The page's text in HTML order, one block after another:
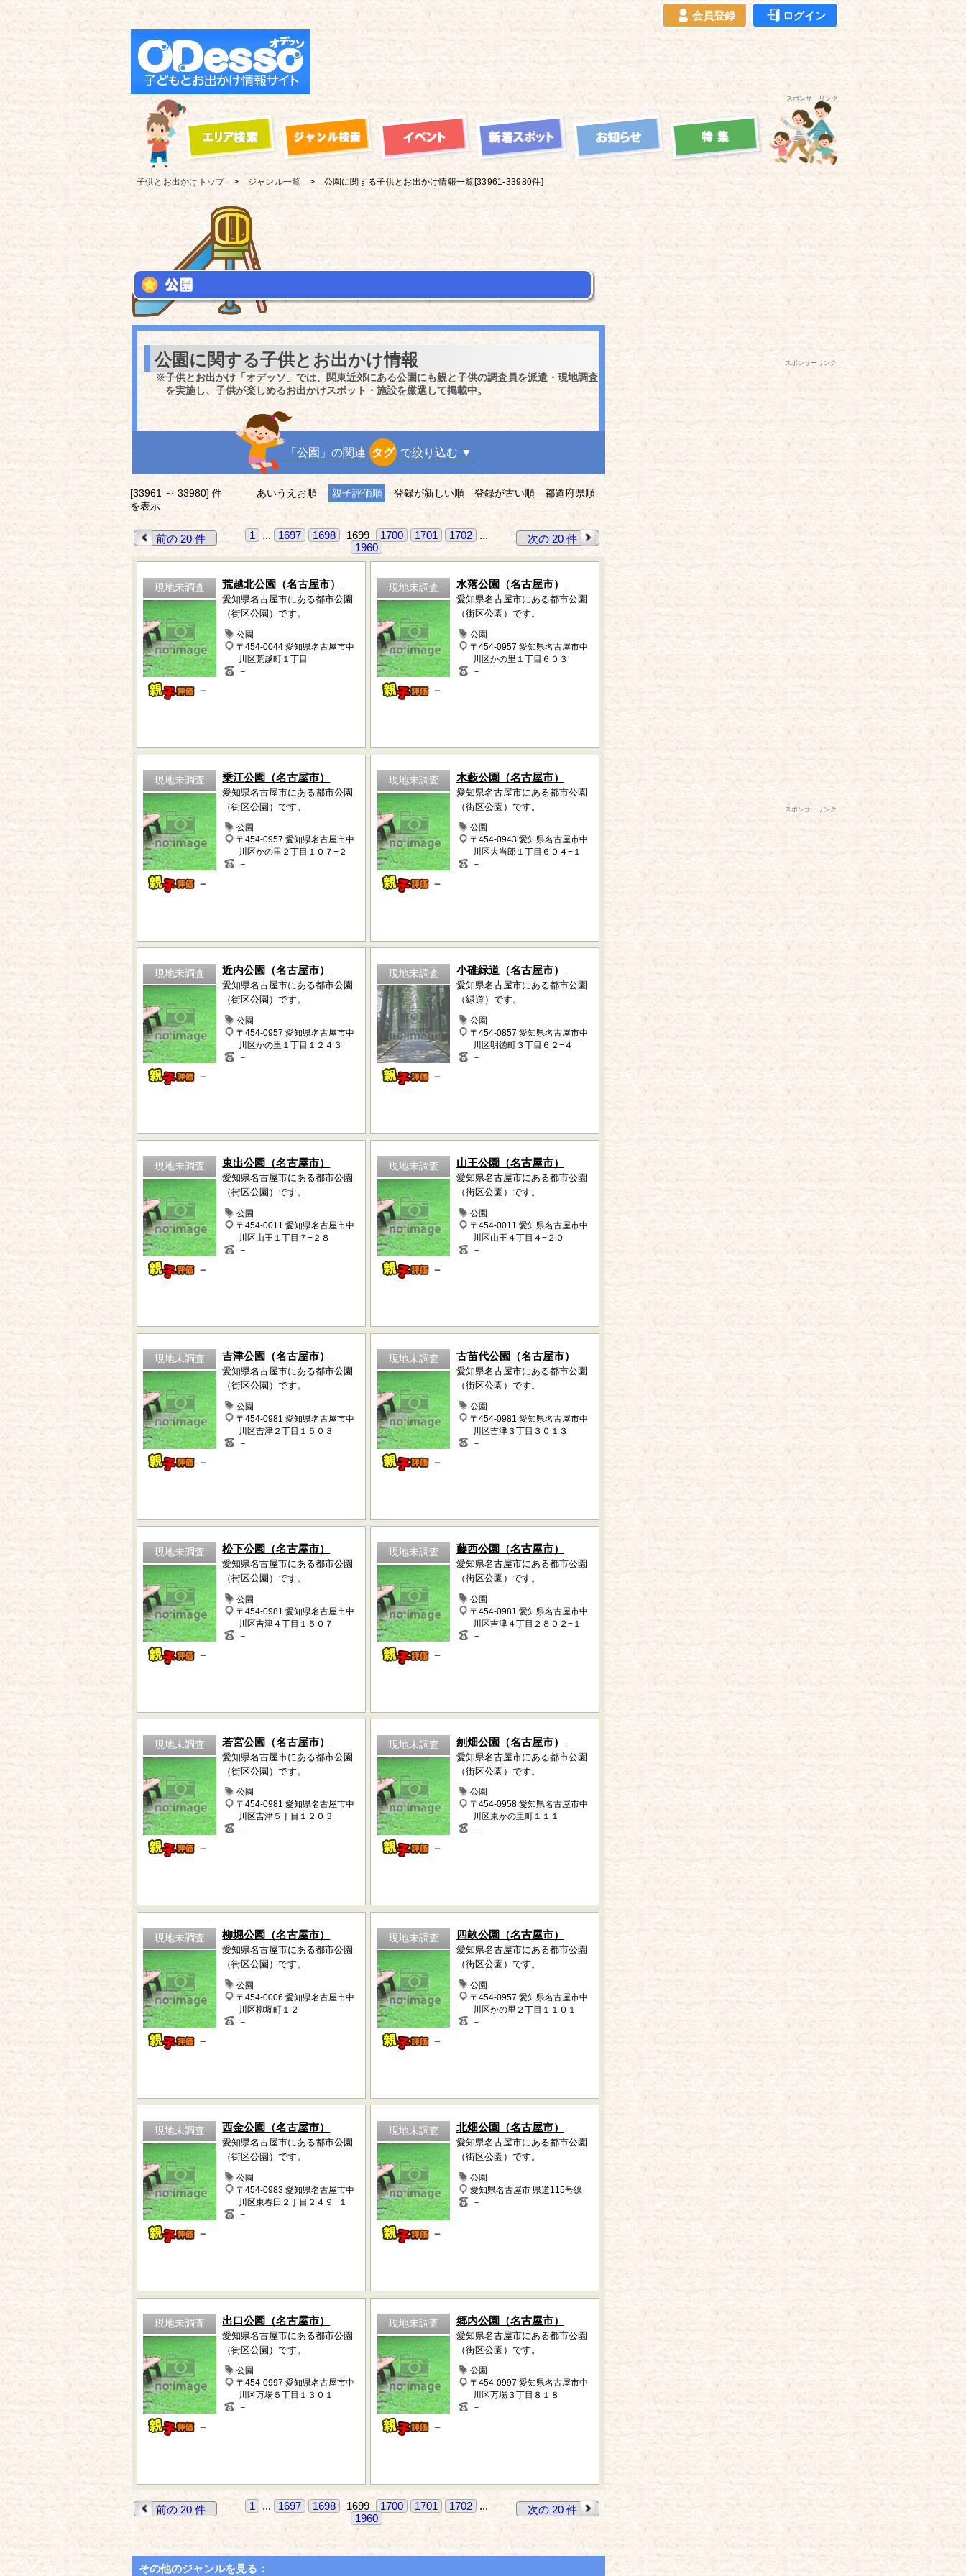
会員登録 ログイン
スポンサーリンク
子供とお出かけ トップ ジャンル一覧 公園に関する子供とお出かけ情報一覧[33961-33980件]
公園に関する子供とお出かけ情報
※子供とお出かけ「オデッソ」では、関東近郊にある公園にも親と子供の調査員を派遣・現地調査
を実施し、子供が楽しめるお出かけスポット・施設を厳選して掲載中。
「公園」の関連 タグ で絞り込む ▼
[33961 ～ 33980] 件
を表示
あいうえお順 親子評価順 登録が新しい順 登録が古い順 都道府県順
前の 20 件 1 ... 1697 1698 1699 1700 1701 1702
...
1960
次の 20 件
現地未調査
－
荒越北公園（名古屋市）
愛知県名古屋市にある都市公園
（街区公園）です。
公園
〒454-0044 愛知県名古屋市中
川区荒越町１丁目
－
現地未調査
－
水落公園（名古屋市）
愛知県名古屋市にある都市公園
（街区公園）です。
公園
〒454-0957 愛知県名古屋市中
川区かの里１丁目６０３
－
現地未調査
－
乗江公園（名古屋市）
愛知県名古屋市にある都市公園
（街区公園）です。
公園
〒454-0957 愛知県名古屋市中
川区かの里２丁目１０７−２
－
現地未調査
－
木藪公園（名古屋市）
愛知県名古屋市にある都市公園
（街区公園）です。
公園
〒454-0943 愛知県名古屋市中
川区大当郎１丁目６０４−１
－
現地未調査
－
近内公園（名古屋市）
愛知県名古屋市にある都市公園
（街区公園）です。
公園
〒454-0957 愛知県名古屋市中
川区かの里１丁目１２４３
－
現地未調査
－
小碓緑道（名古屋市）
愛知県名古屋市にある都市公園
（緑道）です。
公園
〒454-0857 愛知県名古屋市中
川区明徳町３丁目６２−４
－
現地未調査
－
東出公園（名古屋市）
愛知県名古屋市にある都市公園
（街区公園）です。
公園
〒454-0011 愛知県名古屋市中
川区山王１丁目７−２８
－
現地未調査
－
山王公園（名古屋市）
愛知県名古屋市にある都市公園
（街区公園）です。
公園
〒454-0011 愛知県名古屋市中
川区山王４丁目４−２０
－
現地未調査
－
吉津公園（名古屋市）
愛知県名古屋市にある都市公園
（街区公園）です。
公園
〒454-0981 愛知県名古屋市中
川区吉津２丁目１５０３
－
現地未調査
－
古苗代公園（名古屋市）
愛知県名古屋市にある都市公園
（街区公園）です。
公園
〒454-0981 愛知県名古屋市中
川区吉津３丁目３０１３
－
現地未調査
－
松下公園（名古屋市）
愛知県名古屋市にある都市公園
（街区公園）です。
公園
〒454-0981 愛知県名古屋市中
川区吉津４丁目１５０７
－
現地未調査
－
藤西公園（名古屋市）
愛知県名古屋市にある都市公園
（街区公園）です。
公園
〒454-0981 愛知県名古屋市中
川区吉津４丁目２８０２−１
－
現地未調査
－
若宮公園（名古屋市）
愛知県名古屋市にある都市公園
（街区公園）です。
公園
〒454-0981 愛知県名古屋市中
川区吉津５丁目１２０３
－
現地未調査
－
刎畑公園（名古屋市）
愛知県名古屋市にある都市公園
（街区公園）です。
公園
〒454-0958 愛知県名古屋市中
川区東かの里町１１１
－
現地未調査
－
柳堀公園（名古屋市）
愛知県名古屋市にある都市公園
（街区公園）です。
公園
〒454-0006 愛知県名古屋市中
川区柳堀町１２
－
現地未調査
－
四畝公園（名古屋市）
愛知県名古屋市にある都市公園
（街区公園）です。
公園
〒454-0957 愛知県名古屋市中
川区かの里２丁目１１０１
－
現地未調査
－
西金公園（名古屋市）
愛知県名古屋市にある都市公園
（街区公園）です。
公園
〒454-0983 愛知県名古屋市中
川区東春田２丁目２４９−１
－
現地未調査
－
北畑公園（名古屋市）
愛知県名古屋市にある都市公園
（街区公園）です。
公園
愛知県名古屋市 県道115号線
－
現地未調査
－
出口公園（名古屋市）
愛知県名古屋市にある都市公園
（街区公園）です。
公園
〒454-0997 愛知県名古屋市中
川区万場５丁目１３０１
－
現地未調査
－
郷内公園（名古屋市）
愛知県名古屋市にある都市公園
（街区公園）です。
公園
〒454-0997 愛知県名古屋市中
川区万場３丁目８１８
－
前の 20 件 1 ... 1697 1698 1699 1700 1701 1702
...
1960
次の 20 件
その他のジャンルを見る：
スポンサーリンク
スポンサーリンク